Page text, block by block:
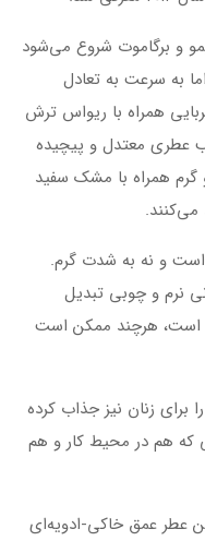
و برگاموت شروع می‌شود
به سرعت به تعادل
همراه با ریواس ترش
عطری معتدل و پیچیده
همراه با مشک سفید
می‌کنند.
است و نه به شدت گرم.
نرم و چوبی تبدیل
است، هرچند ممکن است
زنان نیز جذاب کرده
که هم در محیط کار و هم
عطر عمق خاکی-ادویه‌ای